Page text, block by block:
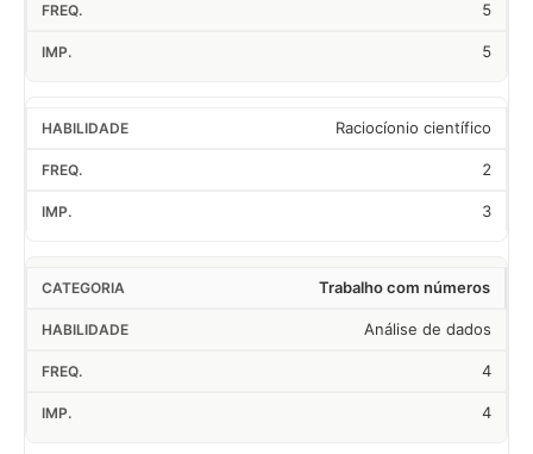
5
5
Raciocíonio científico
2
3
Trabalho com números
Análise de dados
4
4